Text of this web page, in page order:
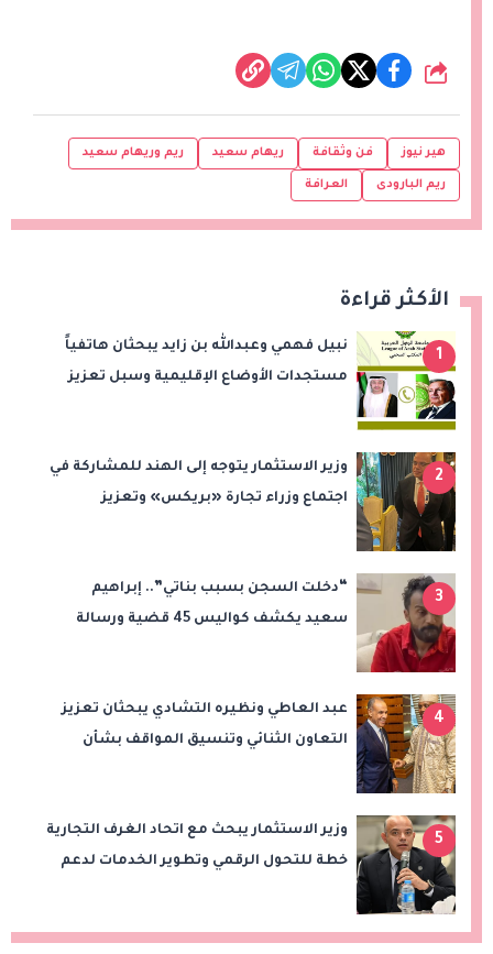
شارك
هير نيوز فن وثقافة ريهام سعيد ريم وريهام سعيد
ريم البارودى العرافة
الأكثر قراءة
1
نبيل فهمي وعبدالله بن زايد يبحثان هاتفياً
مستجدات الأوضاع الإقليمية وسبل تعزيز
2
وزير الاستثمار يتوجه إلى الهند للمشاركة في
اجتماع وزراء تجارة «بريكس» وتعزيز
3
“دخلت السجن بسبب بناتي”.. إبراهيم
سعيد يكشف كواليس 45 قضية ورسالة
4
عبد العاطي ونظيره التشادي يبحثان تعزيز
التعاون الثنائي وتنسيق المواقف بشأن
5
وزير الاستثمار يبحث مع اتحاد الغرف التجارية
خطة للتحول الرقمي وتطوير الخدمات لدعم